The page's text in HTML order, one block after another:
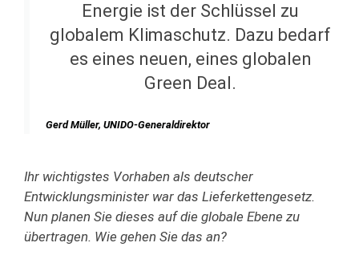
Energie ist der Schlüssel zu
globalem Klimaschutz. Dazu bedarf
es eines neuen, eines globalen
Green Deal.
Gerd Müller, UNIDO-Generaldirektor
Ihr wichtigstes Vorhaben als deutscher
Entwicklungsminister war das Lieferkettengesetz.
Nun planen Sie dieses auf die globale Ebene zu
übertragen. Wie gehen Sie das an?